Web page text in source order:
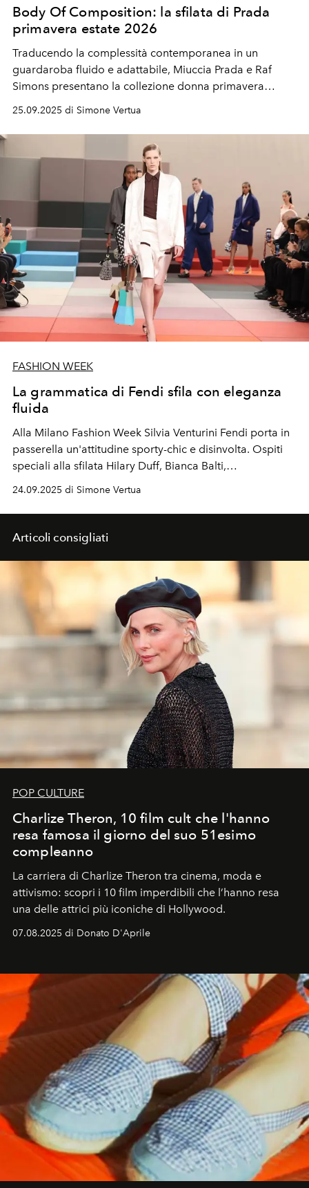
Body Of Composition: la sfilata di Prada
primavera estate 2026
Traducendo la complessità contemporanea in un
guardaroba fluido e adattabile, Miuccia Prada e Raf
Simons presentano la collezione donna primavera
estate 2026.
Benedetta Porcaroli e gliEnhypen.
25.09.2025 di Simone Vertua
FASHION WEEK
La grammatica di Fendi sfila con eleganza
fluida
Alla Milano Fashion Week Silvia Venturini Fendi porta in
passerella un'attitudine sporty-chic e disinvolta. Ospiti
speciali alla sfilata Hilary Duff, Bianca Balti,
Guitarricadelafuente, Marco Mengoni, Lazza e Levante
24.09.2025 di Simone Vertua
Articoli consigliati
POP CULTURE
Charlize Theron, 10 film cult che l'hanno
resa famosa il giorno del suo 51esimo
compleanno
La carriera di Charlize Theron tra cinema, moda e
attivismo: scopri i 10 film imperdibili che l’hanno resa
una delle attrici più iconiche di Hollywood.
07.08.2025 di Donato D'Aprile